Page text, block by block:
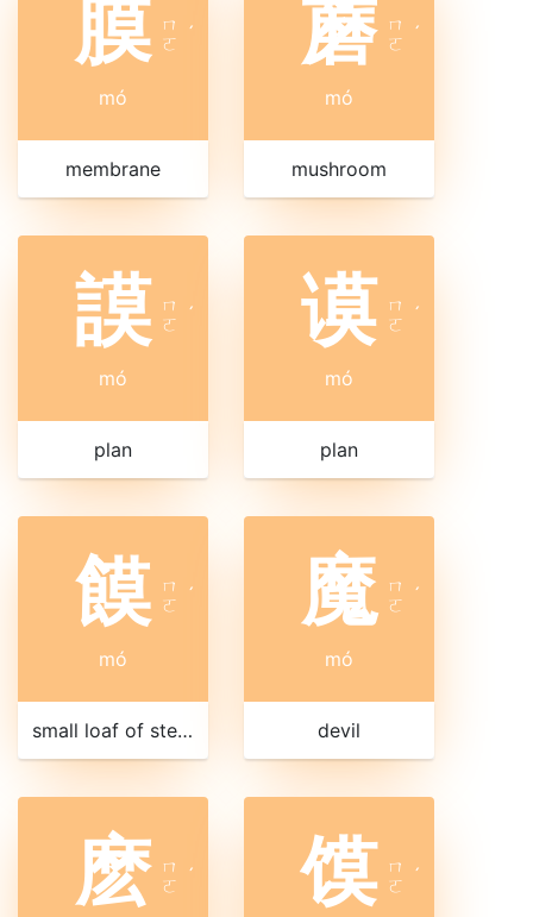
膜 ㄇ
ㄛ ˊ
mó
membrane
蘑 ㄇ
ㄛ ˊ
mó
mushroom
謨 ㄇ
ㄛ ˊ
mó
plan
谟 ㄇ
ㄛ ˊ
mó
plan
饃 ㄇ
ㄛ ˊ
mó
small loaf of steamed bread
魔 ㄇ
ㄛ ˊ
mó
devil
麽 ㄇ
ㄛ ˊ 馍 ㄇ
ㄛ ˊ